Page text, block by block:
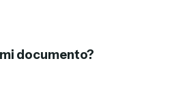
documento?